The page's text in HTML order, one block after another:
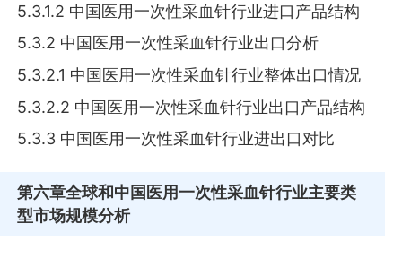
5.3.1.2 中国医用一次性采血针行业进口产品结构
5.3.2 中国医用一次性采血针行业出口分析
5.3.2.1 中国医用一次性采血针行业整体出口情况
5.3.2.2 中国医用一次性采血针行业出口产品结构
5.3.3 中国医用一次性采血针行业进出口对比
第六章全球和中国医用一次性采血针行业主要类
型市场规模分析